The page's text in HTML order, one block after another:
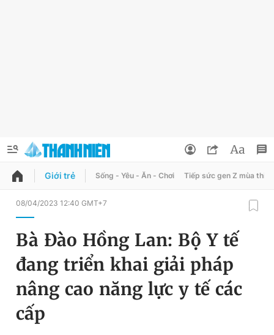
QUẢNG CÁO
Chuyên mục
Chuyên mục khác
Chào ngày mới
Đổi mật khẩu
Tin đã lưu
Tin đã xem
Giới trẻ Sống - Yêu - Ăn - Chơi Tiếp sức gen Z mùa thi
08/04/2023 12:40 GMT+7
Bà Đào Hồng Lan: Bộ Y tế
đang triển khai giải pháp
nâng cao năng lực y tế các
cấp